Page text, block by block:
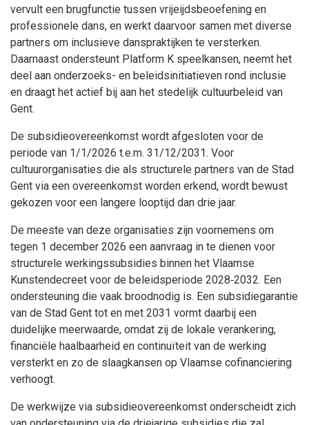
vervult een brugfunctie tussen vrijeijdsbeoefening en
professionele dans, en werkt daarvoor samen met diverse
partners om inclusieve danspraktijken te versterken.
Daarnaast ondersteunt Platform K speelkansen, neemt het
deel aan onderzoeks- en beleidsinitiatieven rond inclusie
en draagt het actief bij aan het stedelijk cultuurbeleid van
Gent.
De subsidieovereenkomst wordt afgesloten voor de
periode van 1/1/2026 t.e.m. 31/12/2031. Voor
cultuurorganisaties die als structurele partners van de Stad
Gent via een overeenkomst worden erkend, wordt bewust
gekozen voor een langere looptijd dan drie jaar.
De meeste van deze organisaties zijn voornemens om
tegen 1 december 2026 een aanvraag in te dienen voor
structurele werkingssubsidies binnen het Vlaamse
Kunstendecreet voor de beleidsperiode 2028‑2032. Een
ondersteuning die vaak broodnodig is. Een subsidiegarantie
van de Stad Gent tot en met 2031 vormt daarbij een
duidelijke meerwaarde, omdat zij de lokale verankering,
financiële haalbaarheid en continuïteit van de werking
versterkt en zo de slaagkansen op Vlaamse cofinanciering
verhoogt.
De werkwijze via subsidieovereenkomst onderscheidt zich